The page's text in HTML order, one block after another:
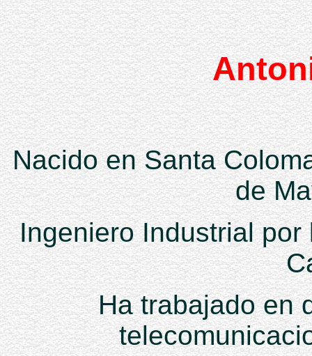
Nacido en Santa
de
Ingeniero Industrial
Ha trabajado en